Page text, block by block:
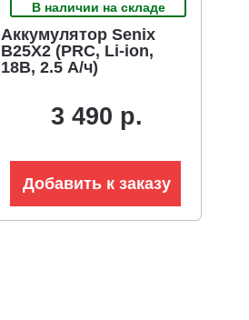
В наличии на складе
Аккумулятор Senix
B25X2 (PRC, Li-ion,
18В, 2.5 А/ч)
3 490 р.
Добавить к заказу